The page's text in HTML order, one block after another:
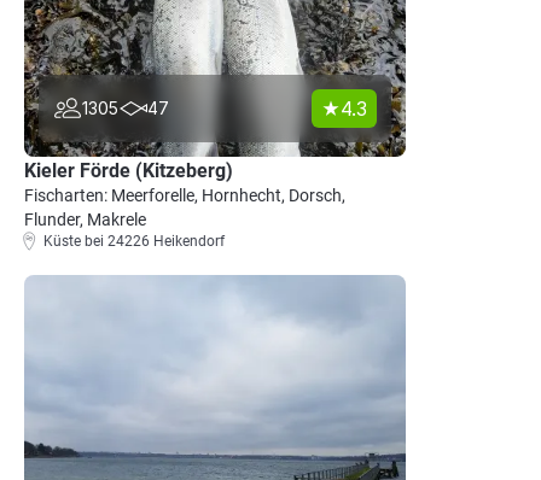
1305 47 4.3
Kieler Förde (Kitzeberg)
Fischarten: Meerforelle, Hornhecht, Dorsch,
Flunder, Makrele
Küste bei 24226 Heikendorf